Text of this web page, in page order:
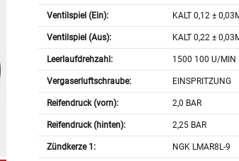
Ventilspiel (Ein): KALT 0,12 ±
Ventilspiel (Aus): KALT 0,22 ±
Leerlaufdrehzahl: 1500 100 U/MIN
Vergaserluftschraube: EINSPRITZUNG
Reifendruck (vorn): 2,0 BAR
Reifendruck (hinten): 2,25 BAR
Zündkerze 1: NGK LMAR8L-9